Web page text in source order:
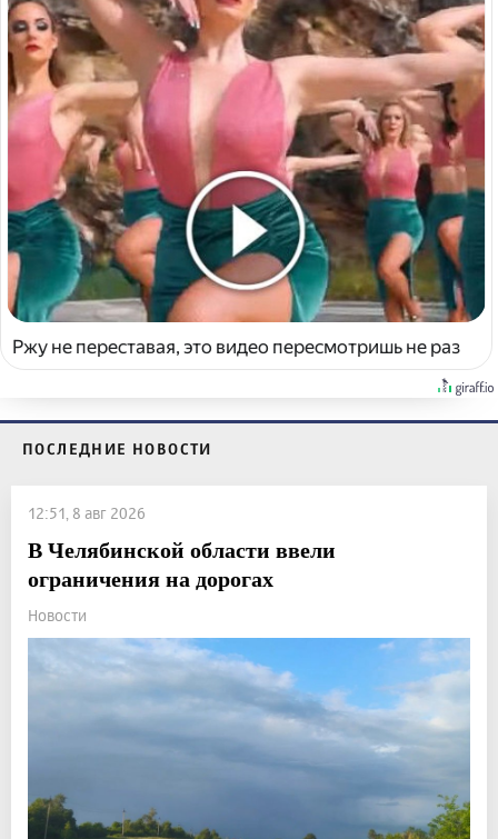
Ржу не переставая, это видео пересмотришь не раз
ПОСЛЕДНИЕ НОВОСТИ
12:51, 8 авг 2026
В Челябинской области ввели
ограничения на дорогах
Новости